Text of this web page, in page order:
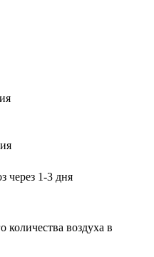
через 1-3 дня
количества воздуха в